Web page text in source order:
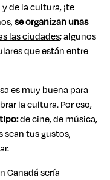
de la cultura, ¡te
se organizan unas
las ciudades; algunos
que están entre
es muy buena para
la cultura. Por eso,
de cine, de música,
sean tus gustos,
Canadá sería